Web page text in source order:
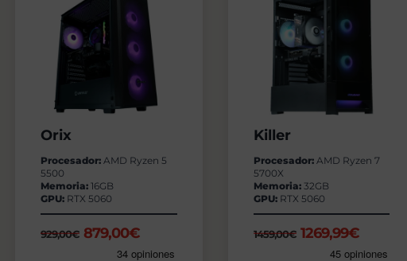
Orix
Procesador: AMD Ryzen 5
5500
Memoria: 16GB
GPU: RTX 5060
929,00€ El
precio
879,00€El
precio
Killer
Procesador: AMD Ryzen 7
5700X
Memoria: 32GB
GPU: RTX 5060
1459,00€ El
precio
1269,99€El
precio